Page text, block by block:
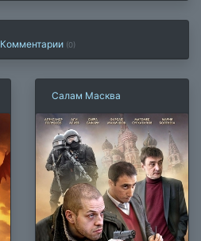
Комментарии (0)
Салам Масква